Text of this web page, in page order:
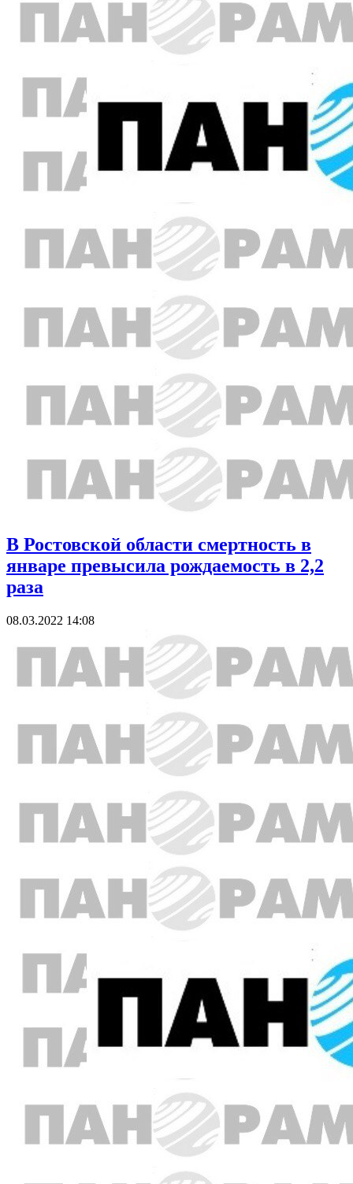
В Ростовской области смертность в
январе превысила рождаемость в 2,2
раза
08.03.2022 14:08